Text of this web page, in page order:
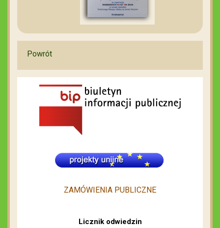
Powrót
ZAMÓWIENIA PUBLICZNE
Licznik odwiedzin